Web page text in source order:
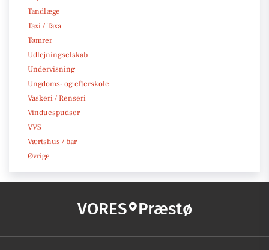
Tandlæge
Taxi / Taxa
Tømrer
Udlejningselskab
Undervisning
Ungdoms- og efterskole
Vaskeri / Renseri
Vinduespudser
VVS
Værtshus / bar
Øvrige
VORES Præstø